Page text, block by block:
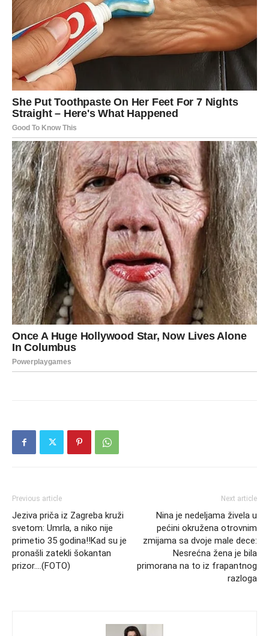
Previous article
Jeziva priča iz Zagreba kruži
svetom: Umrla, a niko nije
primetio 35 godina!!Kad su je
pronašli zatekli šokantan
prizor….(FOTO)
Next article
Nina je nedeljama živela u
pećini okružena otrovnim
zmijama sa dvoje male dece:
Nesrećna žena je bila
primorana na to iz frapantnog
razloga